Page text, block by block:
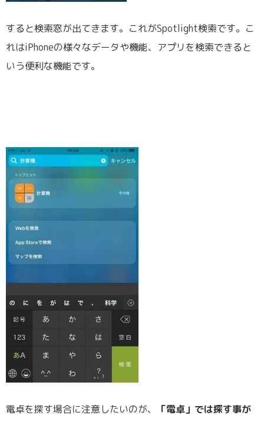
すると検索窓が出てきます。これがSpotlight検索です。こ
れはiPhoneの様々なデータや機能、アプリを検索できると
いう便利な機能です。
電卓を探す場合に注意したいのが、
「電卓」では探す事が